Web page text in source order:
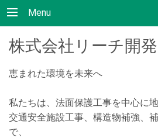
Menu
株式会社リーチ開発
恵まれた環境を未来へ
私たちは、法面保護工事を中心に
交通安全施設工事、構造物補強、
で、